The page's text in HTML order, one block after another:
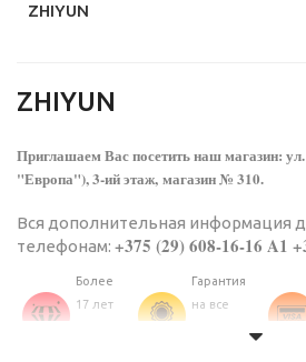
ZHIYUN
ZHIYUN
Приглашаем Вас посетить наш магазин:
"Европа"), 3-ий этаж, магазин № 310.
Вся дополнительная информация
телефонам: +375 (29) 608-16-16 A1
Более
17 лет
Гарантия
на все